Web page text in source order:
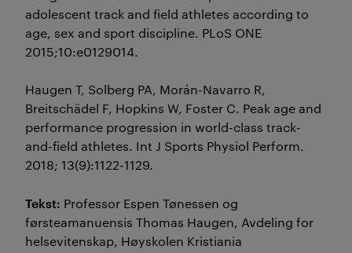
adolescent track and field athletes according to
age, sex and sport discipline. PLoS ONE
2015;10:e0129014.
Haugen T, Solberg PA, Morán-Navarro R,
Breitschädel F, Hopkins W, Foster C. Peak age and
performance progression in world-class track-
and-field athletes. Int J Sports Physiol Perform.
2018; 13(9):1122-1129.
Tekst: Professor Espen Tønessen og
førsteamanuensis Thomas Haugen, Avdeling for
helsevitenskap, Høyskolen Kristiania